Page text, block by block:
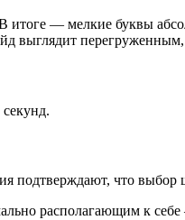
— мелкие буквы
выглядит
подтверждают, что выбор
располагающим к себе